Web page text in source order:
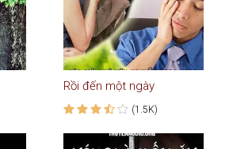
Rồi đến một ngày
(1.5K)